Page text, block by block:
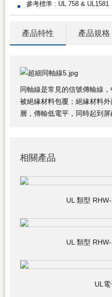
參考標準 : UL 758 & UL1581
產品特性 產品規格
同軸線是常見的信號傳輸線
被絕緣材料包覆；絕緣材料
層，傳輸低電平，同時起到屏
相關產品
UL 類型
UL 類型
UL電